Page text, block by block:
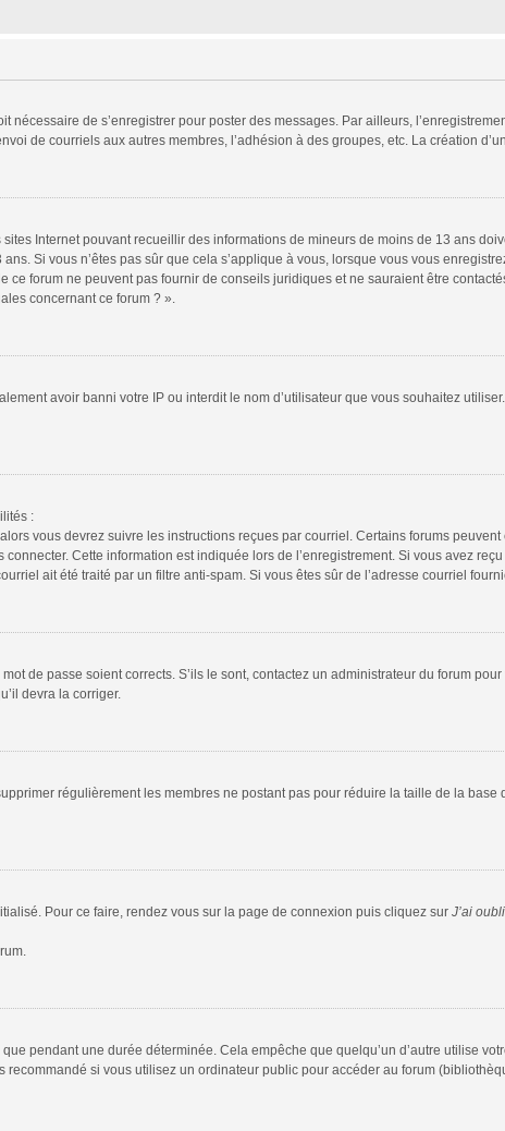
de s’enregistrer pour poster des messages. Par ailleurs,
de courriels aux autres membres, l’adhésion à des groupes, etc. La création
Internet pouvant recueillir des informations de mineurs de moins de 13 ans
Si vous n’êtes pas sûr que cela s’applique à vous, lorsque vous vous
forum ne peuvent pas fournir de conseils juridiques et ne sauraient être
concernant ce forum ? ».
avoir banni votre IP ou interdit le nom d’utilisateur que vous souhaitez
:
vous devrez suivre les instructions reçues par courriel. Certains forums
Cette information est indiquée lors de l’enregistrement. Si vous avez
ait été traité par un filtre anti-spam. Si vous êtes sûr de l’adresse courriel
de passe soient corrects. S’ils le sont, contactez un administrateur du forum
devra la corriger.
régulièrement les membres ne postant pas pour réduire la taille de la
Pour ce faire, rendez vous sur la page de connexion puis cliquez sur J’ai
pendant une durée déterminée. Cela empêche que quelqu’un d’autre utilise
recommandé si vous utilisez un ordinateur public pour accéder au forum